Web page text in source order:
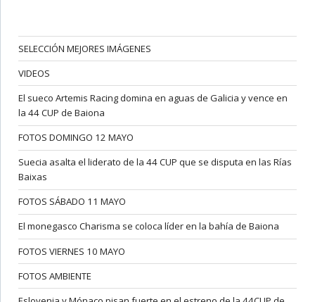
SELECCIÓN MEJORES IMÁGENES
VIDEOS
El sueco Artemis Racing domina en aguas de Galicia y vence en
la 44 CUP de Baiona
FOTOS DOMINGO 12 MAYO
Suecia asalta el liderato de la 44 CUP que se disputa en las Rías
Baixas
FOTOS SÁBADO 11 MAYO
El monegasco Charisma se coloca líder en la bahía de Baiona
FOTOS VIERNES 10 MAYO
FOTOS AMBIENTE